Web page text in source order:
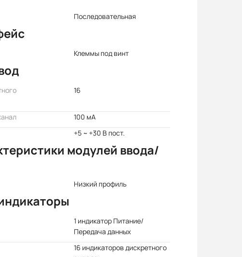
Последовательная
Клеммы под винт
16
100 мА
+5 ~ +30 В пост.
модулей ввода/
Низкий профиль
1 индикатор Питание/
Передача данных
16 индикаторов дискретного